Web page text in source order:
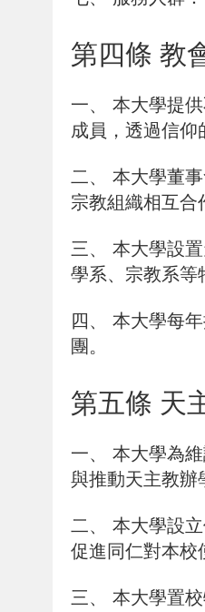
第四條 教
一、
本大學提
成員，透過信
二、
本大學董
宗教組織相互合
三、
本大學設
學系、宗教系等
四、
本大學每
團。
第五條 天
一、
本大學為
與推動天主教辦
二、
本大學設
促進同仁對本校
三、
本大學置